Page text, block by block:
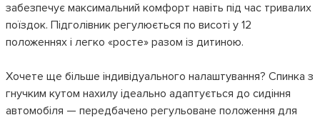
забезпечує максимальний комфорт навіть під час тривалих
поїздок. Підголівник регулюється по висоті у 12
положеннях і легко «росте» разом із дитиною.
Хочете ще більше індивідуального налаштування? Спинка з
гнучким кутом нахилу ідеально адаптується до сидіння
автомобіля — передбачено регульоване положення для